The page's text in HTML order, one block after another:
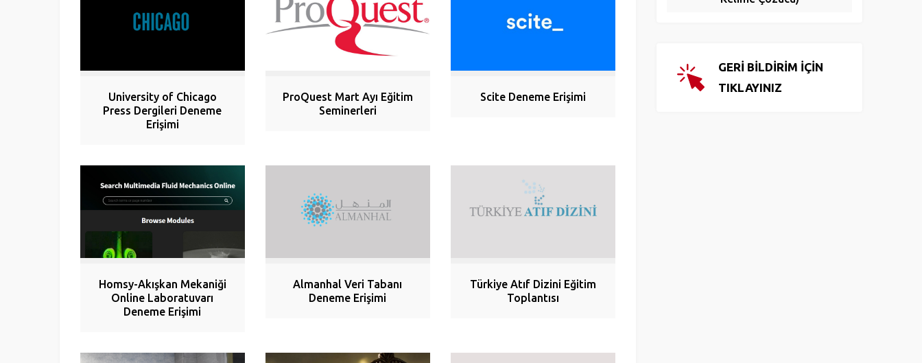
University of Chicago
Press Dergileri Deneme
Erişimi
ProQuest Mart Ayı Eğitim
Seminerleri
Scite Deneme Erişimi
Homsy-Akışkan Mekaniği
Online Laboratuvarı
Deneme Erişimi
Almanhal Veri Tabanı
Deneme Erişimi
Türkiye Atıf Dizini Eğitim
Toplantısı
GERİ BİLDİRİM İÇİN
TIKLAYINIZ